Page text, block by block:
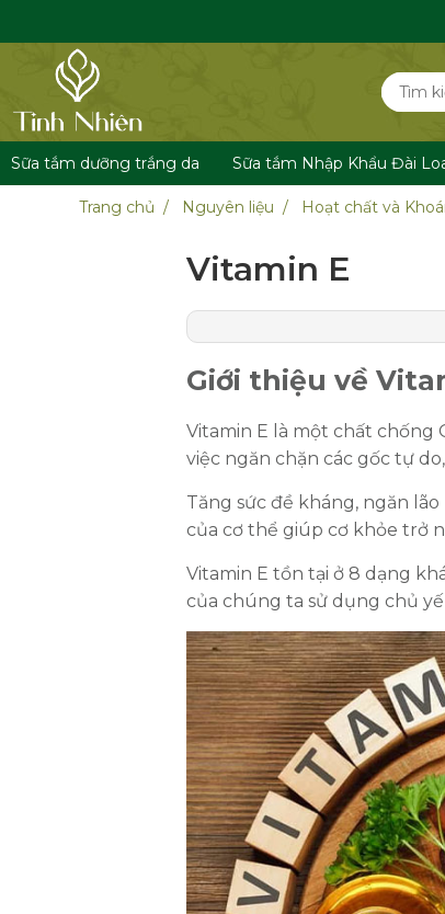
Sữa tắm dưỡng trắng da Sữa tắm Nhập Khẩu Đài
Trang chủ Nguyên liệu Hoạt chất và
Vitamin E
Giới thiệu về
Vitamin E là một chất
việc ngăn chặn các gốc tự
Tăng sức đề kháng, ngăn
của cơ thể giúp cơ khỏe trở
Vitamin E tồn tại ở 8 dạng
của chúng ta sử dụng chủ